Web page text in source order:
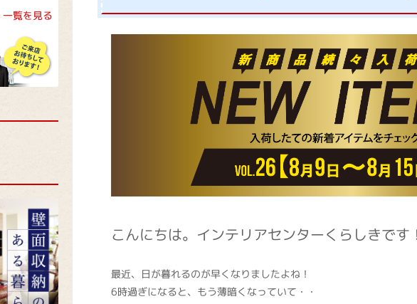
こんにちは。インテリアセンターくらしきです
最近、日が暮れるのが早くなりましたよね！
6時過ぎになると、もう薄暗くなっていて・・
一覧を見る